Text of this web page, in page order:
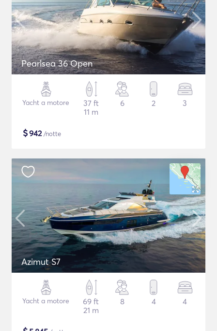
Pearlsea 36 Open
Yacht a motore
37 ft
11 m
6 2 3
$942/notte
Azimut S7
Yacht a motore
69 ft
21 m
8 4 4